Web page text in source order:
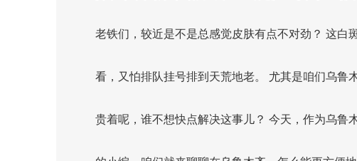
老铁们，较近是不是总感觉皮肤有点不对劲？ 这白
看，又怕排队挂号排到天荒地老。 尤其是咱们乌鲁
贵着呢，谁不想快点解决这事儿？ 今天，作为乌鲁